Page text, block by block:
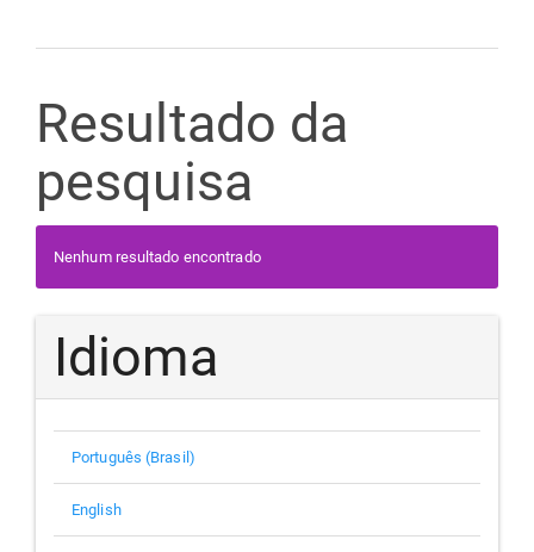
Resultado da
pesquisa
Nenhum resultado encontrado
Idioma
Português (Brasil)
English